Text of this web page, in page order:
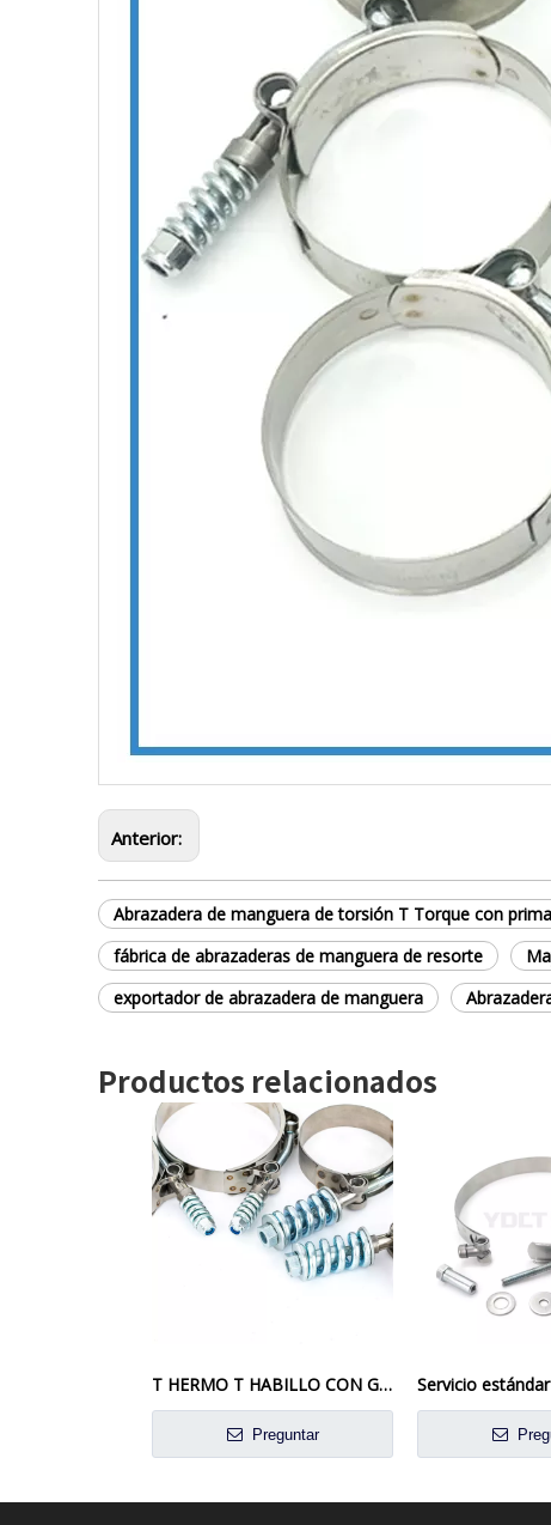
Anterior:
Abrazadera de manguera de torsión T Torque con
fábrica de abrazaderas de manguera de resorte
exportador de abrazadera de manguera
Productos relacionados
T HERMO T HABILLO CON GRAN CENTRA DE MANGUERA CARGADA DE SECRO
Preguntar